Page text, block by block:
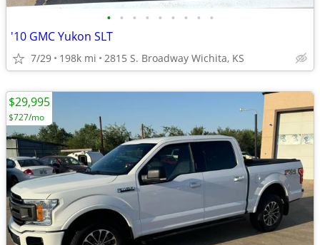
• • • • • • • • •
'10 GMC Yukon SLT
7/29 198k mi 2815 S. Broadway Wichita, KS
$29,995
$727/mo